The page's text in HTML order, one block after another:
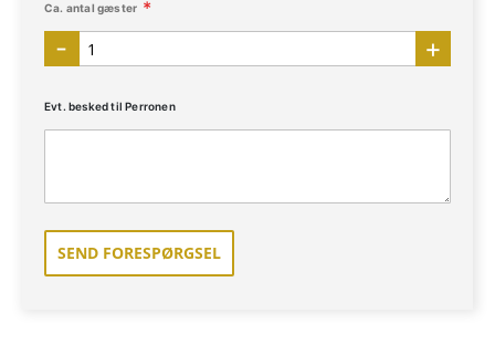
Ca. antal gæster
Evt. besked til Perronen
SEND FORESPØRGSEL